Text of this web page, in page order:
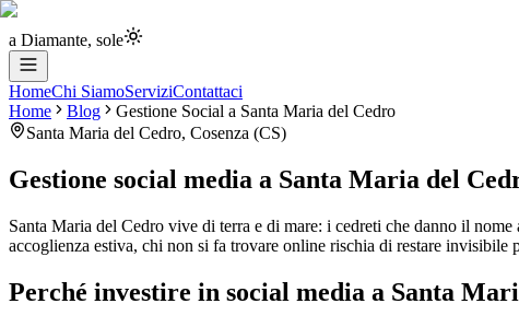
a Diamante, sole
HomeChi SiamoServiziContattaci
Home
Blog Gestione Social a Santa Maria del Cedro
Santa Maria del Cedro, Cosenza (CS)
Gestione social media a Santa Maria del
Santa Maria del Cedro vive di terra e di mare: i cedreti che danno il
accoglienza estiva, chi non si fa trovare online rischia di restare invisibile
Perché investire in social media a Santa